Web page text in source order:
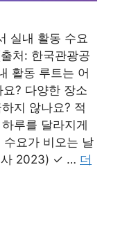
실내 활동 수요
처: 한국관광공
활동 루트는 어
? 다양한 장소
지 않나요? 적
루를 달라지게
요가 비오는 날
사 2023) ✓ … 더